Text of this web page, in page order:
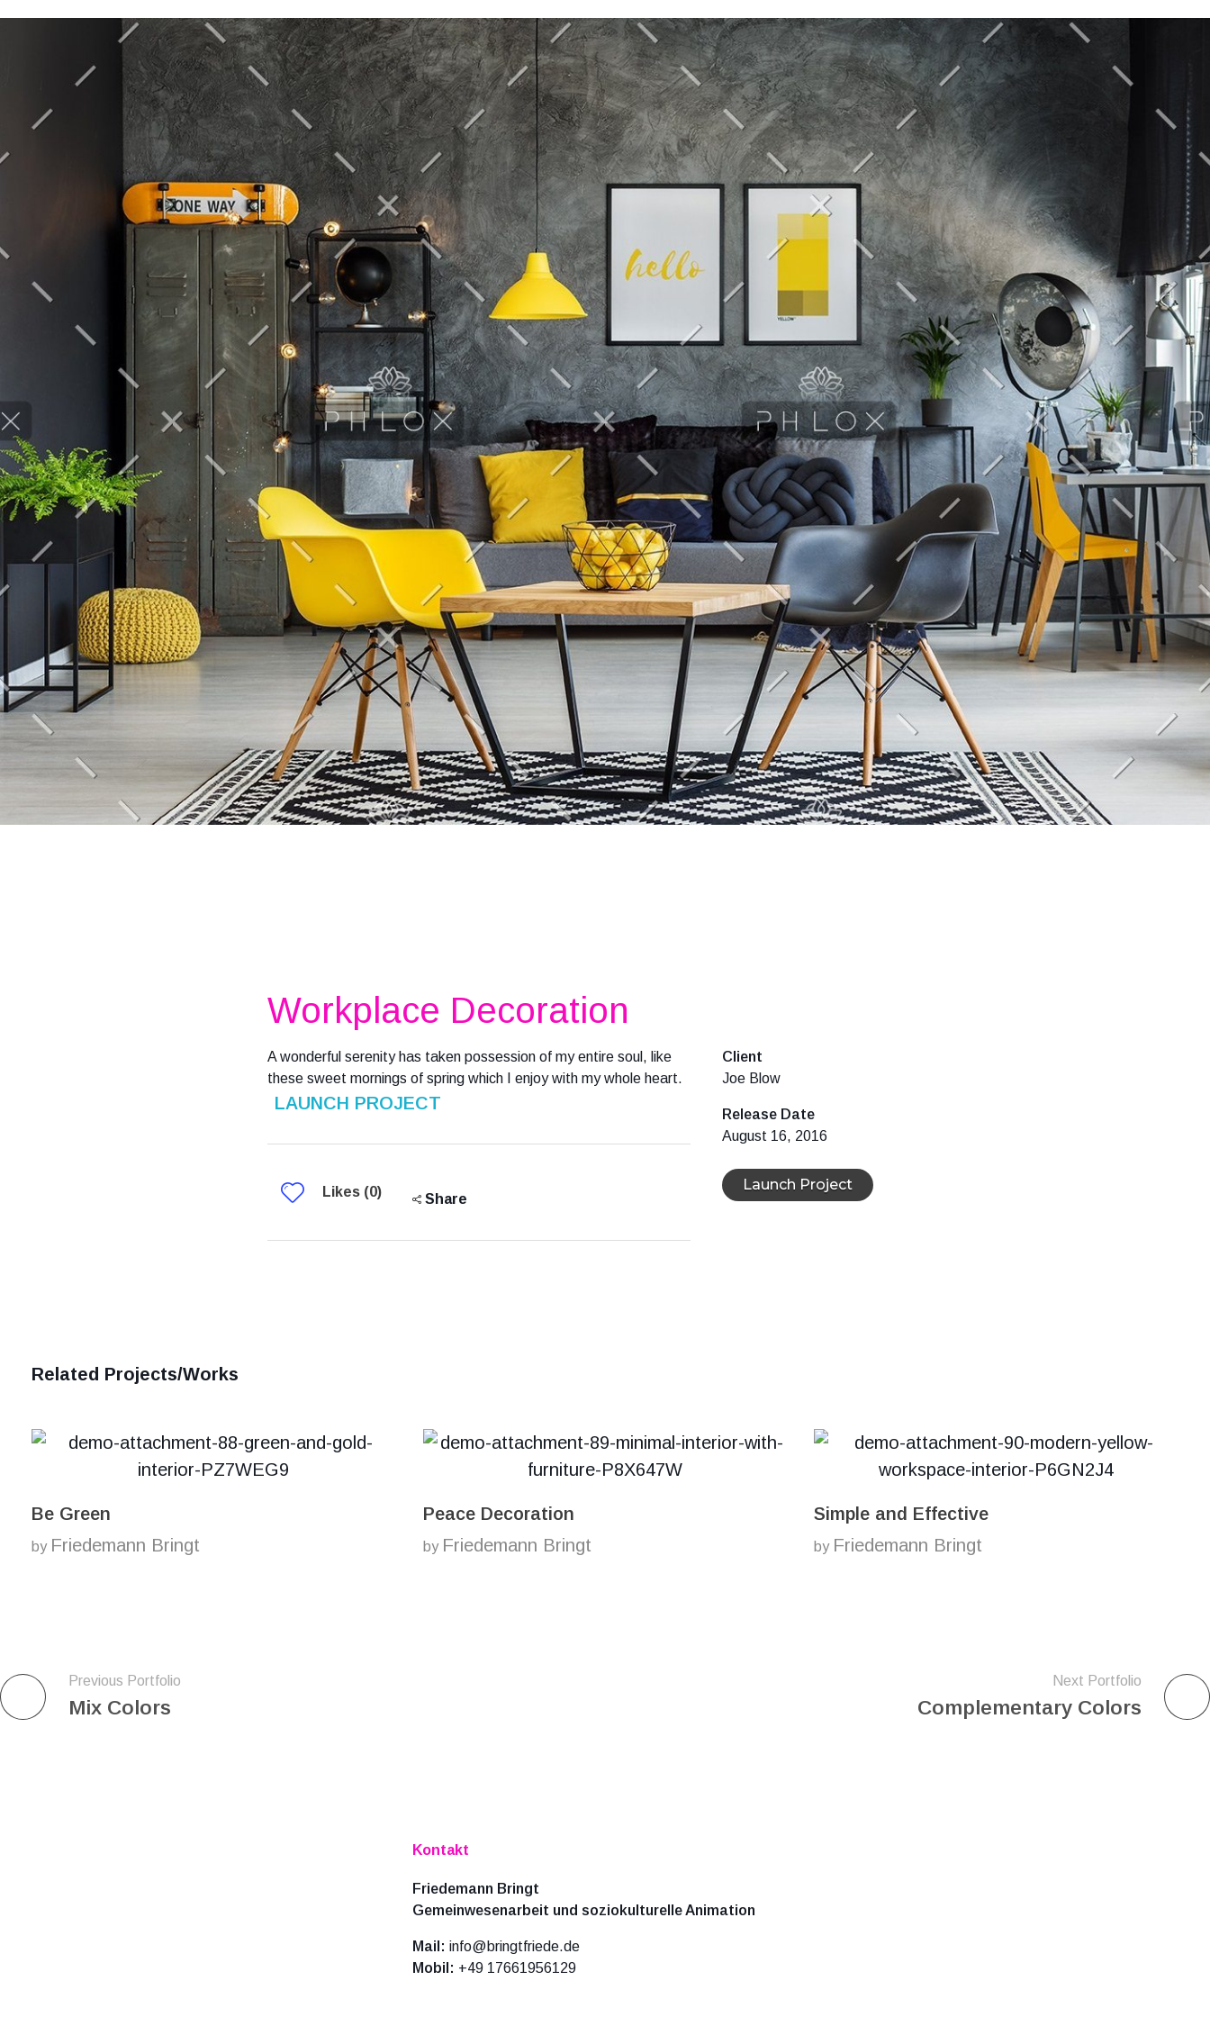
Workplace Decoration
A wonderful serenity has taken possession of my entire soul, like
these sweet mornings of spring which I enjoy with my whole heart.
LAUNCH PROJECT
Likes (0) Share
Client
Joe Blow
Release Date
August 16, 2016
Launch Project
Related Projects/Works
Be Green
by Friedemann Bringt
Peace Decoration
by Friedemann Bringt
Simple and Effective
by Friedemann Bringt
Previous Portfolio
Mix Colors
Next Portfolio
Complementary Colors
Kontakt
Friedemann Bringt
Gemeinwesenarbeit und soziokulturelle Animation
Mail: info@bringtfriede.de
Mobil: +49 17661956129